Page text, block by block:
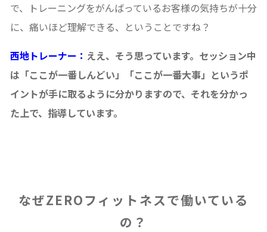
で、トレーニングをがんばっているお客様の気持ちが十分
に、痛いほど理解できる、ということですね？
西地トレーナー： ええ、そう思っています。セッション中
は「ここが一番しんどい」「ここが一番大事」というポ
イントが手に取るように分かりますので、それを分かっ
た上で、指導しています。
なぜZEROフィットネスで働いている
の？